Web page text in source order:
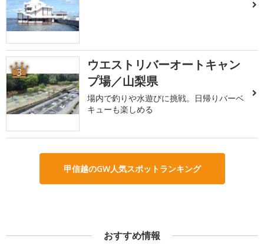
3
ウエストリバーオートキャン
プ場／山梨県
場内で釣りや水遊びに挑戦。日帰りバーベ
キューも楽しめる
甲信越のGW人気スポットランキング
おすすめ情報